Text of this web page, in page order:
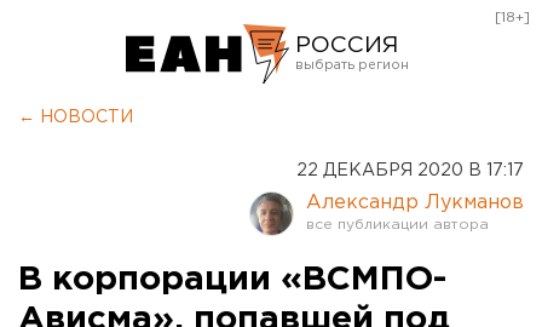
РОССИЯ
Оренбург
[18+]
← НОВОСТИ
22 ДЕКАБРЯ 2020 В 17:17
Александр Лукманов
В корпорации «ВСМПО-
Ависма», попавшей под